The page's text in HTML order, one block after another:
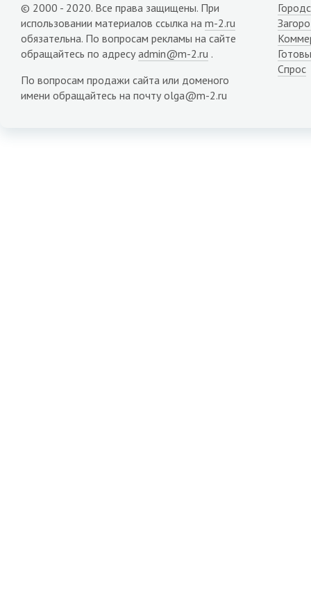
© 2000 - 2020. Все права защищены. При
использовании материалов ссылка на m-2.ru
обязательна. По вопросам рекламы на сайте
обращайтесь по адресу admin@m-2.ru .
По вопросам продажи сайта или доменого
имени обращайтесь на почту olga@m-2.ru
Спрос